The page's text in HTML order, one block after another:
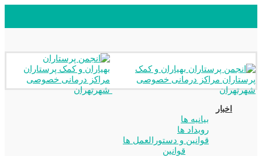
اخبار
بیانیه ها
رویداد ها
قوانین و دستورالعمل ها
قوانین